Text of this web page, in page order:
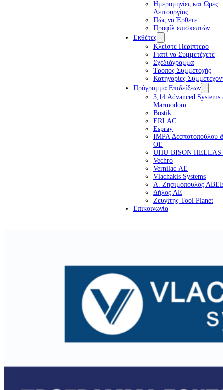
Ημερομηνίες και Ώρες
Λειτουργίας
Πώς να Έρθετε
Προφίλ επισκεπτών
Εκθέτες
Κλείστε Περίπτερο
Γιατί να Συμμετέχετε
Σχεδιάγραμμα
Τρόπος Συμμετοχής
Κατηγορίες
Πρόγραμμα Επιδείξεων
3,14 Advanced Systems
Marmodom
Bostik
ERLAC
Espray
IMPA Δεσποτοπούλου
ΟΕ
UHU-BISON
Vechro
Vernilac ΑΕ
Vlachakis Systems
Α. Ζησιμόπουλος
Δήλος ΑΕ
Ζευγίτης Tool Planet
Επικοινωνία